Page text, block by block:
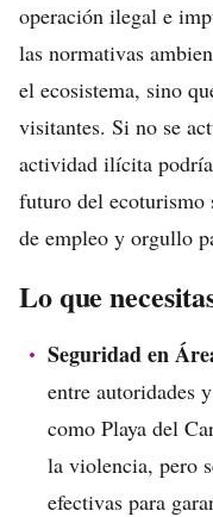
operación ilegal e
las normativas
el ecosistema, sino
visitantes. Si no se
actividad ilícita
futuro del ecoturismo
de empleo y orgullo
Lo que
Seguridad en
entre autoridades
como Playa del
la violencia, pero
efectivas para